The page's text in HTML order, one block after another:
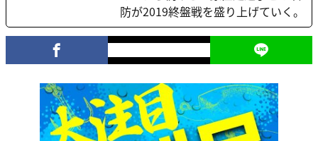
防が2019終盤戦を盛り上げていく。